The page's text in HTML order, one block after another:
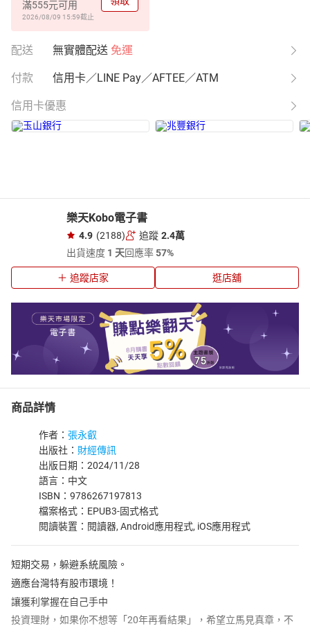
滿555元可用
2026/08/09 15:59截止
配送 無實體配送 免運
付款 信用卡／LINE Pay／AFTEE／ATM
信用卡優惠
樂天Kobo電子書
4.9 (2188) 追蹤 2.4萬
出貨速度 1 天回應率57%
追蹤店家 逛店舖
商品詳情
作者： 張永叡
出版社： 財經傳訊
出版日期：2024/11/28
語言：中文
ISBN：9786267197813
檔案格式：EPUB3-固式格式
閱讀裝置：閱讀器, Android應用程式, iOS應用程式
短期交易，躲避系統風險。
適應台灣特有股市環境！
讓獲利掌握在自己手中
投資理財，如果你不想等「20年再看結果」，希望立馬見真章，不